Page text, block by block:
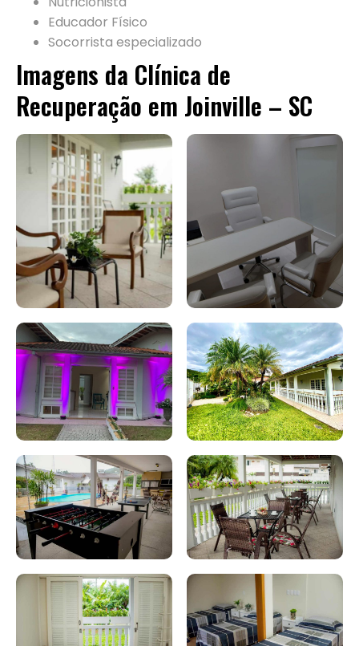
Educador Físico
Socorrista especializado
Imagens da Clínica de
Recuperação em Joinville – SC